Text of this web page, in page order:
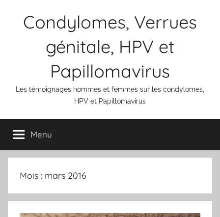
Condylomes, Verrues
génitale, HPV et
Papillomavirus
Les témoignages hommes et femmes sur les condylomes,
HPV et Papillomavirus
Menu
Mois : mars 2016